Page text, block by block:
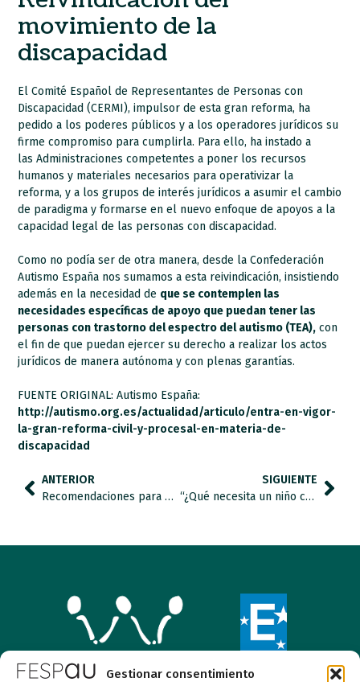
Gestionar consentimiento
movimiento de la
discapacidad
El Comité Español de Representantes de Personas con
Discapacidad (CERMI), impulsor de esta gran reforma, ha
pedido a los poderes públicos y a los operadores jurídicos su
firme compromiso para cumplirla. Para ello, ha instado a
las Administraciones competentes a poner los recursos
humanos y materiales necesarios para operativizar la
reforma, y a los grupos de interés jurídicos a asumir el cambio
de paradigma y formarse en el nuevo enfoque de apoyos a la
capacidad legal de las personas con discapacidad.
Como no podía ser de otra manera, desde la Confederación
Autismo España nos sumamos a esta reivindicación, insistiendo
además en la necesidad de que se contemplen las
necesidades específicas de apoyo que puedan tener las
personas con trastorno del espectro del autismo (TEA), con
el fin de que puedan ejercer su derecho a realizar los actos
jurídicos de manera autónoma y con plenas garantías.
FUENTE ORIGINAL: Autismo España:
http://autismo.org.es/actualidad/articulo/entra-en-vigor-
la-gran-reforma-civil-y-procesal-en-materia-de-
discapacidad
ANTERIOR
Recomendaciones para promover el uso adecuado de pictogramas para la accesibilidad universal
SIGUIENTE
“¿Qué necesita un niño con autismo para poder ser feliz? Necesita comprensión, empatía, sensibilidad y respeto hacia su forma de ser y de hacer, que confiemos en sus posibilidades.. como cualquiera de nosotros.”